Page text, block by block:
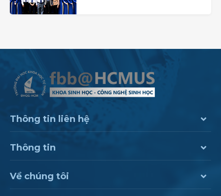
Thông tin liên hệ
Thông tin
Về chúng tôi